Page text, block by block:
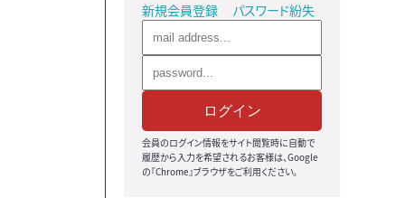
新規会員登録 パスワード紛失
ログイン
会員のログイン情報をサイト閲覧時に自動で
履歴から入力を希望されるお客様は、Google
の『Chrome』ブラウザをご利用ください。